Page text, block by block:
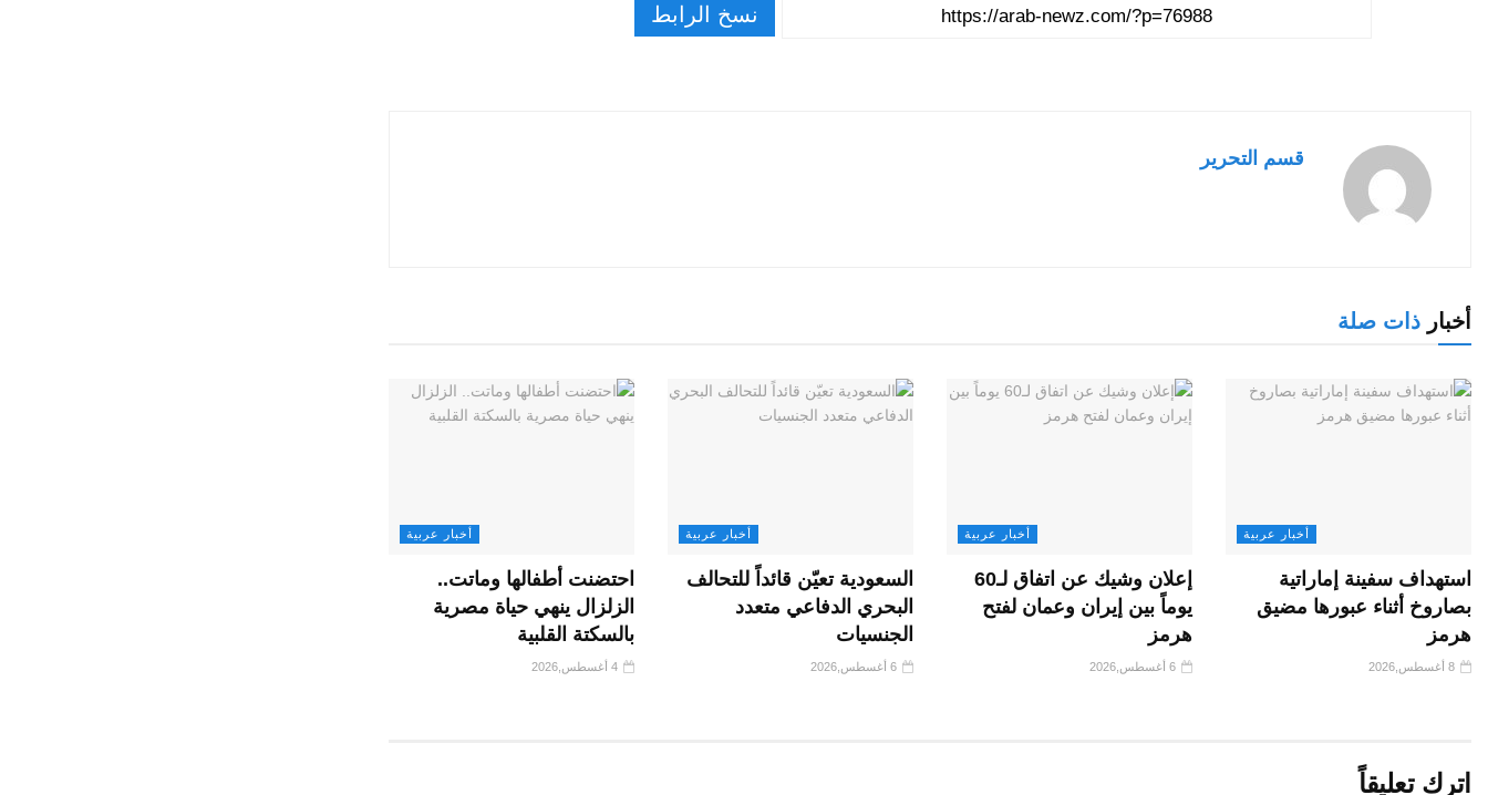
نسخ الرابط
قسم التحرير
أخبار ذات صلة
أخبار عربية
استهداف سفينة إماراتية
بصاروخ أثناء عبورها مضيق
هرمز
أخبار عربية
إعلان وشيك عن اتفاق لـ60
يوماً بين إيران وعمان لفتح
هرمز
أخبار عربية
السعودية تعيّن قائداً للتحالف
البحري الدفاعي متعدد
الجنسيات
أخبار عربية
احتضنت أطفالها وماتت..
الزلزال ينهي حياة مصرية
بالسكتة القلبية
اترك تعليقاً